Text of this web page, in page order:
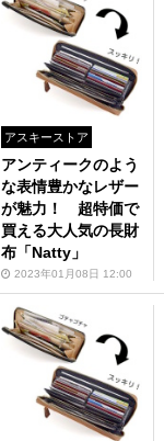
アスキーストア
アンティークのよう
な表情豊かなレザー
が魅力！ 超特価で
買える大人気の長財
布「Natty」
2023年01月08日 12:00